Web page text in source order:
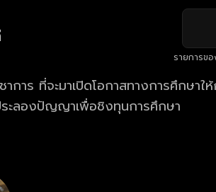
รายการข
การ ที่จะมาเปิดโอกาสทางการศึกษาใ
ะลองปัญญาเพื่อชิงทุนการศึกษา